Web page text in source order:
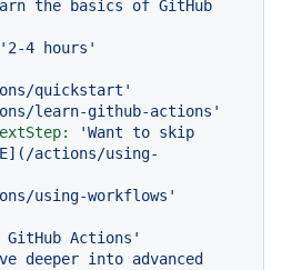
the basics of GitHub
'2-4 hours'
quickstart'
learn-github-actions'
'Want to skip
actions/using-
using-workflows'
GitHub Actions'
deeper into advanced